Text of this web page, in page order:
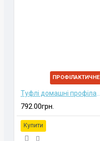
ПРОФІЛАКТИЧНЕ
792.00грн.
Купити